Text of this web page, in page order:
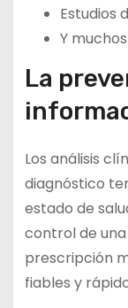
Estudios
Y
La
Los análisis
diagnóstico
estado de
control de
prescripción
fiables y